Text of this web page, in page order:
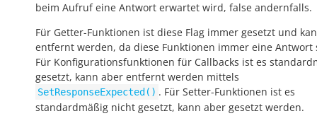
beim Aufruf eine Antwort erwartet wird, false andernfalls.
Für Getter-Funktionen ist diese Flag immer gesetzt und
entfernt werden, da diese Funktionen immer eine Antwort
Für Konfigurationsfunktionen für Callbacks ist es
gesetzt, kann aber entfernt werden mittels
SetResponseExpected() . Für Setter-Funktionen ist es
standardmäßig nicht gesetzt, kann aber gesetzt werden.